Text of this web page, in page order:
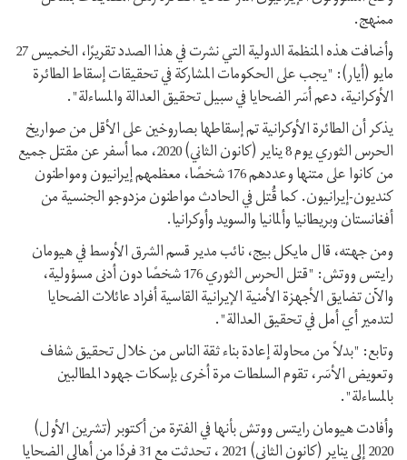
ممنهج.
وأضافت هذه المنظمة الدولية التي نشرت في هذا الصدد تقريرًا، الخميس 27
مايو (أيار): "يجب على الحكومات المشاركة في تحقيقات إسقاط الطائرة
الأوکرانية، دعم أسَر الضحايا في سبيل تحقيق العدالة والمساءلة".
يذكر أن الطائرة الأوكرانية تم إسقاطها بصاروخين على الأقل من صواريخ
الحرس الثوري يوم 8 يناير (كانون الثاني) 2020، مما أسفر عن مقتل جميع
من كانوا على متنها وعددهم 176 شخصًا، معظمهم إيرانيون ومواطنون
كنديون-إيرانيون. كما قُتل في الحادث مواطنون مزدوجو الجنسية من
أفغانستان وبريطانيا وألمانيا والسويد وأوكرانيا.
ومن جهته، قال مايكل بيج، نائب مدير قسم الشرق الأوسط في هيومان
رايتس ووتش: "قتل الحرس الثوري 176 شخصًا دون أدنى مسؤولية،
والآن تضايق الأجهزة الأمنية الإيرانية القاسية أفراد عائلات الضحايا
لتدمير أي أمل في تحقيق العدالة".
وتابع: "بدلاً من محاولة إعادة بناء ثقة الناس من خلال تحقيق شفاف
وتعويض الأسَر، تقوم السلطات مرة أخرى بإسكات جهود المطالبين
بالمساءلة".
وأفادت هيومان رايتس ووتش بأنها في الفترة من أكتوبر (تشرين الأول)